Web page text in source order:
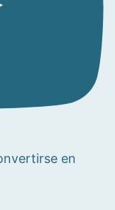
en